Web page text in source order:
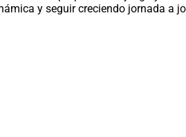
y seguir creciendo jornada a